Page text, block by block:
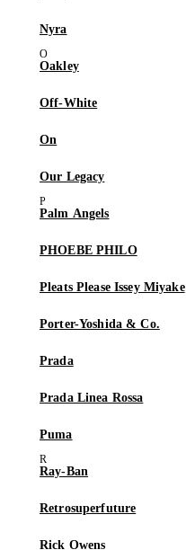
Nyra
Oakley
Off-White
On
Our Legacy
Palm Angels
PHOEBE PHILO
Pleats Please Issey Miyake
Porter-Yoshida & Co.
Prada
Prada Linea Rossa
Puma
Ray-Ban
Retrosuperfuture
Rick Owens